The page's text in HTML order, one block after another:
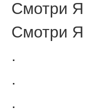
Смотри Я
Смотри Я
.
.
.